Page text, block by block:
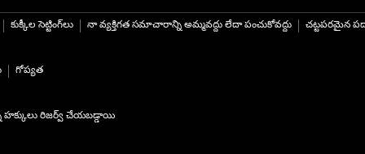
కుక్కీల సెట్టింగ్‌లు నా వ్యక్తిగత సమాచారాన్ని అమ్మవద్దు లేదా పంచుకోవద్దు చట్టపరమైన
గోప్యత
హక్కులు రిజర్వ్ చేయబడ్డాయి